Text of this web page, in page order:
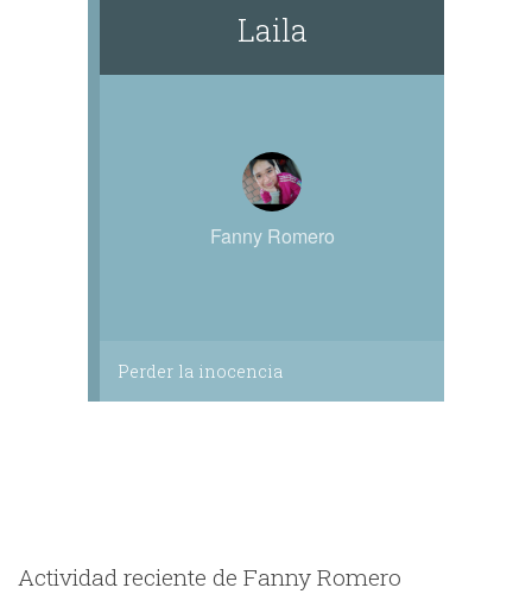
Laila
Fanny Romero
Perder la inocencia
Actividad reciente de Fanny Romero